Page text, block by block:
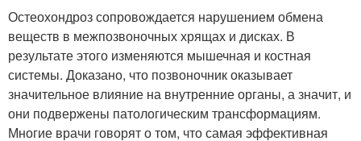
Остеохондроз сопровождается нарушением обмена
веществ в межпозвоночных хрящах и дисках. В
результате этого изменяются мышечная и костная
системы. Доказано, что позвоночник оказывает
значительное влияние на внутренние органы, а значит, и
они подвержены патологическим трансформациям.
Многие врачи говорят о том, что самая эффективная